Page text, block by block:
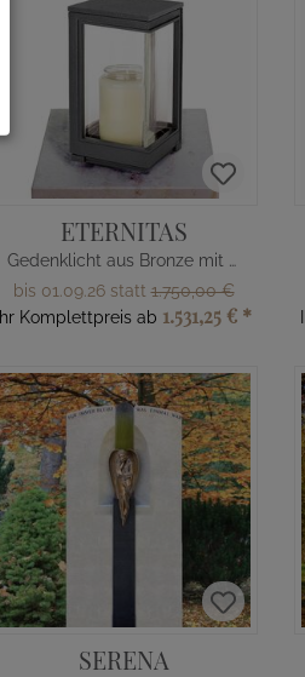
ETERNITAS
Gedenklicht aus Bronze mit Sockel & Schrift
bis 01.09.26 statt1.750,00 €
Ihr Komplettpreis ab 1.531,25 € *
SERENA